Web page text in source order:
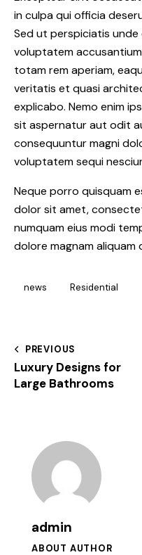
in culpa qui officia
Sed ut perspiciatis
voluptatem
totam rem aperiam,
veritatis et quasi
explicabo. Nemo enim
sit aspernatur aut odit
consequuntur magni
voluptatem sequi
Neque porro quisquam
dolor sit amet,
numquam eius modi
dolore magnam
news Residential
PREVIOUS
Luxury Designs for
Large Bathrooms
admin
ABOUT AUTHOR